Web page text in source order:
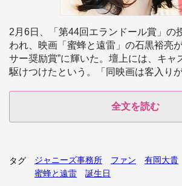
2月6日、「第44回エランドール賞」の
われ、映画「蜜蜂と遠雷」の石黒裕亮
サー奨励賞”に輝いた。壇上には、キャ
駆けつけたという。「同映画は客入り
全文を読む
タグ ジャニーズ事務所 ファン 有岡大貴
蜜蜂と遠雷
誕生日